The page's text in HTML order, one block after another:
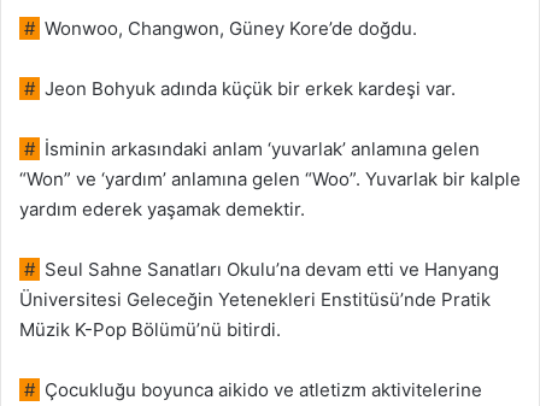
# Wonwoo, Changwon, Güney Kore’de doğdu.
# Jeon Bohyuk adında küçük bir erkek kardeşi var.
# İsminin arkasındaki anlam ‘yuvarlak’ anlamına gelen
“Won” ve ‘yardım’ anlamına gelen “Woo”. Yuvarlak bir kalple
yardım ederek yaşamak demektir.
# Seul Sahne Sanatları Okulu’na devam etti ve Hanyang
Üniversitesi Geleceğin Yetenekleri Enstitüsü’nde Pratik
Müzik K-Pop Bölümü’nü bitirdi.
# Çocukluğu boyunca aikido ve atletizm aktivitelerine